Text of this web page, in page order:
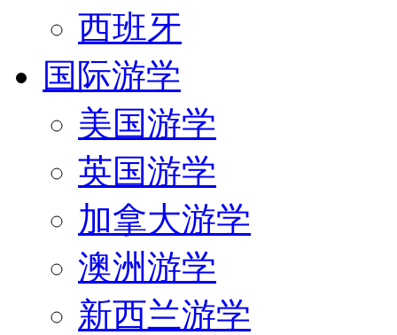
西班牙
国际游学
美国游学
英国游学
加拿大游学
澳洲游学
新西兰游学